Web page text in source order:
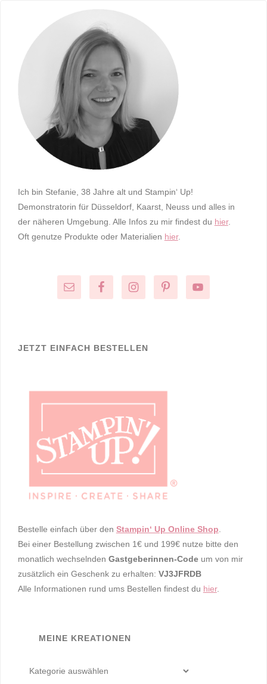
Ich bin Stefanie, 38 Jahre alt und Stampin‘ Up!
Demonstratorin für Düsseldorf, Kaarst, Neuss und alles in
der näheren Umgebung. Alle Infos zu mir findest du hier.
Oft genutze Produkte oder Materialien hier.
JETZT EINFACH BESTELLEN
Bestelle einfach über den Stampin‘ Up Online Shop.
Bei einer Bestellung zwischen 1€ und 199€ nutze bitte den
monatlich wechselnden Gastgeberinnen-Codeum von mir
zusätzlich ein Geschenk zu erhalten: VJ3JFRDB
Alle Informationen rund ums Bestellen findest du hier.
MEINE KREATIONEN